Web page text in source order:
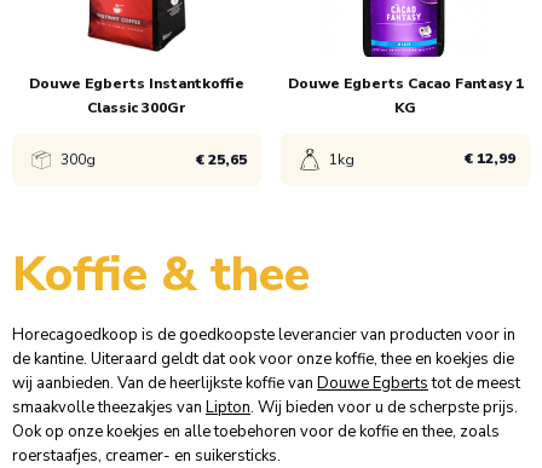
€ 11,99
Douwe Egberts Instantkoffie
Classic 300Gr
300g € 25,65
€ 25,65
Douwe Egberts Cacao Fantasy 1
KG
1kg € 12,99
Koffie & thee
Horecagoedkoop is de goedkoopste leverancier van producten voor in
de kantine. Uiteraard geldt dat ook voor onze koffie, thee en koekjes die
wij aanbieden. Van de heerlijkste koffie van Douwe Egbertstot de meest
smaakvolle theezakjes van Lipton. Wij bieden voor u de scherpste prijs.
Ook op onze koekjes en alle toebehoren voor de koffie en thee, zoals
roerstaafjes, creamer- en suikersticks.